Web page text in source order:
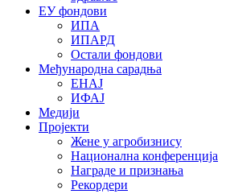
ЕУ фондови
ИПА
ИПАРД
Остали фондови
Међународна сарадња
ЕНАЈ
ИФАЈ
Медији
Пројекти
Жене у агробизнису
Национална конференција
Награде и признања
Рекордери